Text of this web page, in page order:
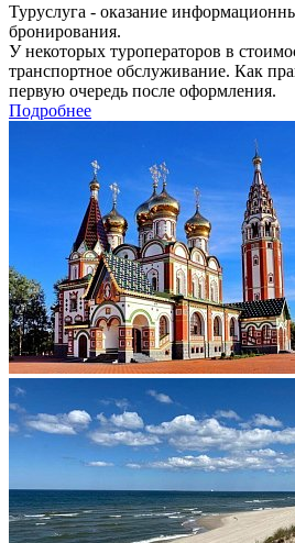
Туруслуга - оказание
бронирования.
У некоторых туроператоров в
транспортное обслуживание. Как
первую очередь после оформления.
Подробнее